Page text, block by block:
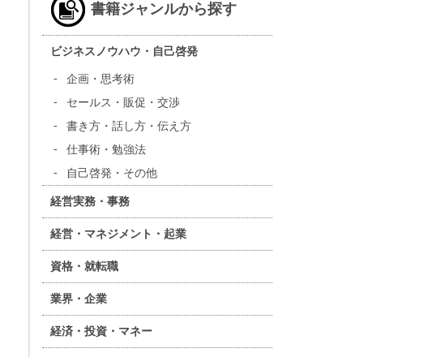
書籍ジャンルから探す
ビジネスノウハウ・自己啓発
企画・思考術
セールス・販促・交渉
書き方・話し方・伝え方
仕事術・勉強法
自己啓発・その他
経営実務・事務
経営・マネジメント・起業
資格・就転職
業界・企業
経済・投資・マネー